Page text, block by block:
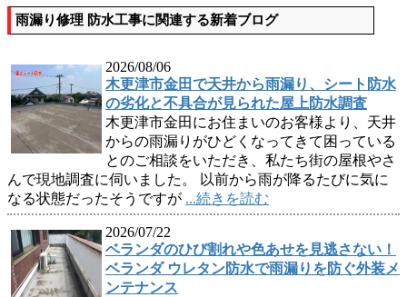
雨漏り修理 防水工事に関連する新着ブログ
2026/08/06
木更津市金田で天井から雨漏り、シート防水
の劣化と不具合が見られた屋上防水調査
木更津市金田にお住まいのお客様より、天井
からの雨漏りがひどくなってきて困っている
とのご相談をいただき、私たち街の屋根やさ
んで現地調査に伺いました。 以前から雨が降るたびに気に
なる状態だったそうですが ...続きを読む
2026/07/22
ベランダのひび割れや色あせを見逃さない！
ベランダ ウレタン防水で雨漏りを防ぐ外装メ
ンテナンス